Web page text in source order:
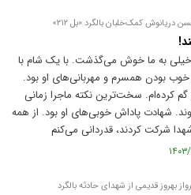
کمک‌خلبان بالگرد «بل ۲۱۲»‌
خیلی به ما خوش می‌گذشت. با یک شام با
بودن همسرم و مهربانی‌های او بود.
کرده‌ام. سخت‌ترین نکته ماجرا زمانی
شهادت پاداش خوبی‌های او بود. از همه
شرکت کردند، قدردانی می‌کنم
قدیمی از شهدای حادثه بالگرد